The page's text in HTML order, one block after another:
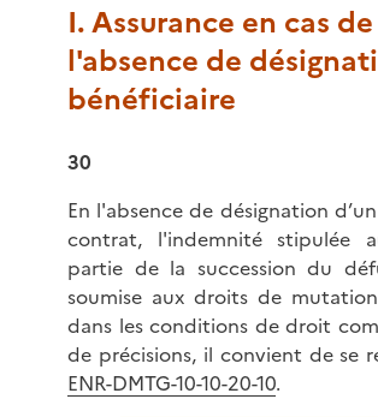
I. Assurance en cas
l'absence de
bénéficiaire
30
En l'absence de désignation
contrat, l'indemnité stipulée
partie de la succession du
soumise aux droits de
dans les conditions de droit
de précisions, il convient de se
ENR-DMTG-10-10-20-10.